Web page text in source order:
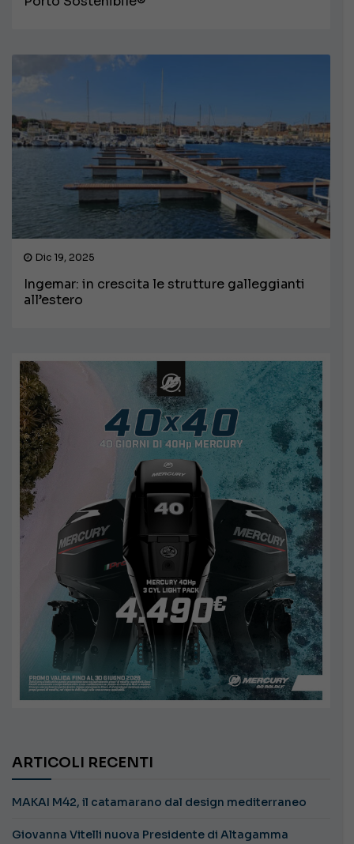
Dic 19, 2025
Ingemar: in crescita le strutture galleggianti
all’estero
ARTICOLI RECENTI
MAKAI M42, il catamarano dal design mediterraneo
Giovanna Vitelli nuova Presidente di Altagamma